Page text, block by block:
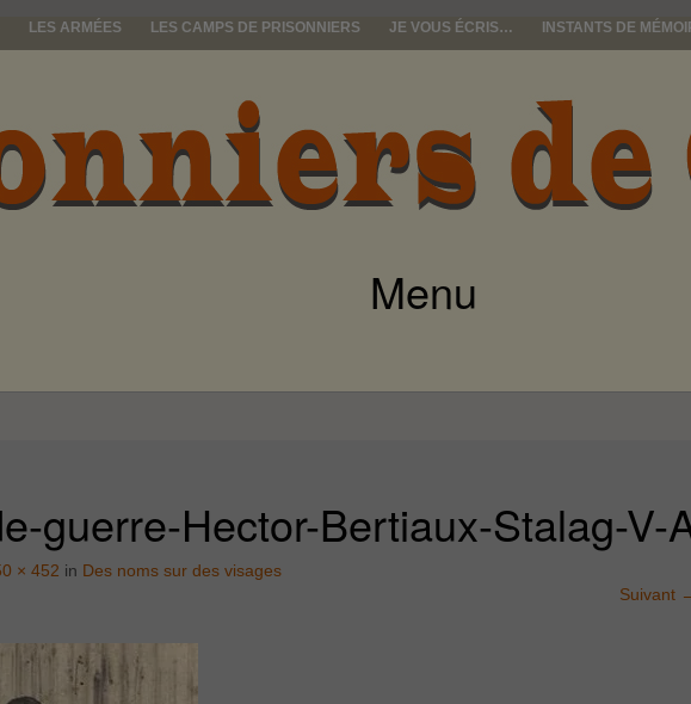
LES ARMÉES LES CAMPS DE PRISONNIERS JE VOUS ÉCRIS… INSTANTS DE
de guerre
Menu
guerre-Hector-Bertiaux-Stalag-V-
× 452 in Des noms sur des visages
Suivant